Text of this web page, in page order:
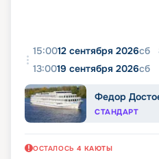
15:0012 сентября 2026сб
13:0019 сентября 2026сб
Федор
СТАНДАРТ
ОСТАЛОСЬ 4 КАЮТЫ